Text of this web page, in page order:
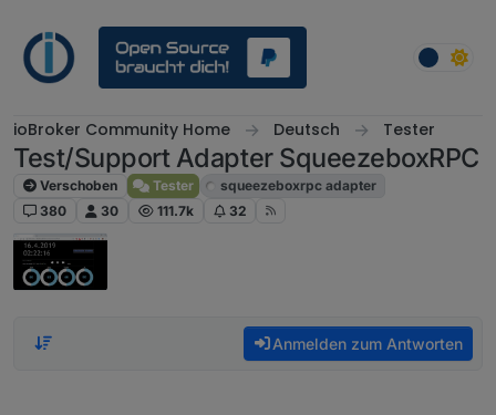
ioBroker Community Home Deutsch Tester
Test/Support Adapter SqueezeboxRPC
Verschoben Tester
squeezeboxrpc adapter
380
30 111.7k 32
Anmelden zum Antworten